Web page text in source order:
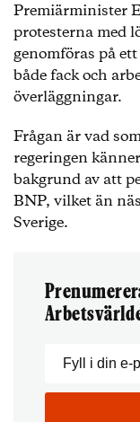
Premiärminister
protesterna med
genomföras på
både fack och
överläggningar.
Frågan är vad
regeringen
bakgrund av att
BNP, vilket än
Sverige.